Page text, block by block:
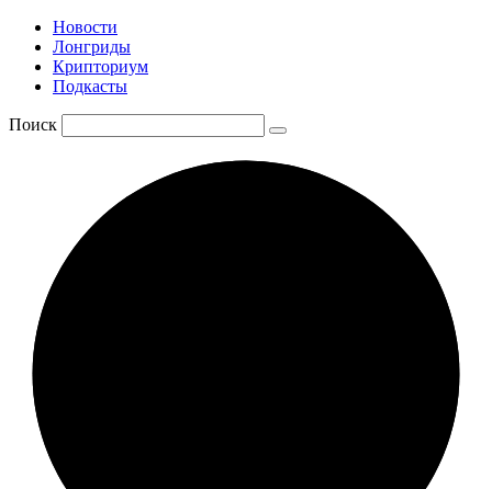
Новости
Лонгриды
Крипториум
Подкасты
Поиск